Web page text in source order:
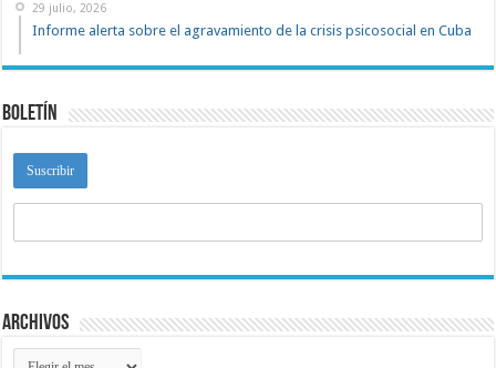
29 julio, 2026
Informe alerta sobre el agravamiento de la crisis psicosocial en Cuba
Boletín
Archivos
Archivos